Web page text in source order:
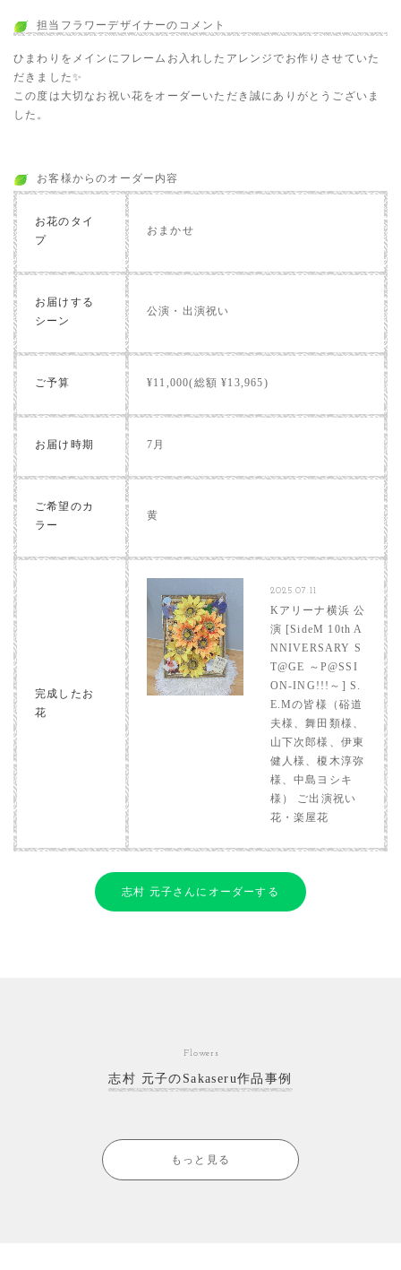
担当フラワーデザイナーのコメント
ひまわりをメインにフレームお入れしたアレンジでお作りさせていた
だきました✨
この度は大切なお祝い花をオーダーいただき誠にありがとうございま
した。
お客様からのオーダー内容
お花のタイ
プ
おまかせ
お届けする
シーン
公演・出演祝い
ご予算 ¥11,000(総額 ¥13,965)
お届け時期 7月
ご希望のカ
ラー
黄
完成したお
花
2025.07.11
Kアリーナ横浜 公
演 [SideM 10th A
NNIVERSARY S
T@GE ～P@SSI
ON-ING!!!～] S.
E.Mの皆様（硲道
夫様、舞田類様、
山下次郎様、伊東
健人様、榎木淳弥
様、中島ヨシキ
様） ご出演祝い
花・楽屋花
志村 元子さんにオーダーする
Flowers
志村 元子のSakaseru作品事例
もっと見る